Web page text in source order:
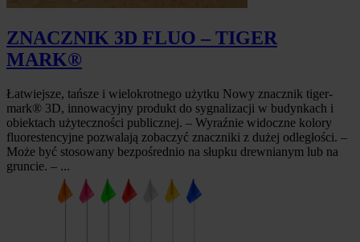
ZNACZNIK 3D FLUO – TIGER
MARK®
Łatwiejsze, tańsze i wielokrotnego użytku Nowy znacznik tiger-
mark® 3D, innowacyjny produkt do sygnalizacji w budynkach i
obiektach użyteczności publicznej. – Wyraźnie widoczne kolory
fluorestencyjne pozwalają zobaczyć znaczniki z dużej odległości. –
Może być stosowany bezpośrednio na słupku drewnianym lub na
gruncie. – ...